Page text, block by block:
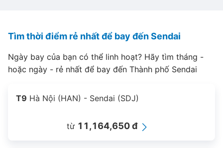
Tìm thời điểm rẻ nhất để bay đến Sendai
Ngày bay của bạn có thể linh hoạt? Hãy tìm tháng -
hoặc ngày - rẻ nhất để bay đến Thành phố Sendai
T9 Hà Nội (HAN) - Sendai (SDJ)
từ 11,164,650 đ